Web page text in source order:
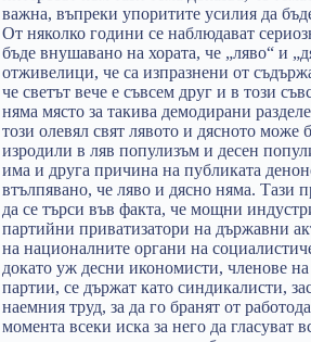
важна, въпреки упоритите усилия да
От няколко години се наблюдават
бъде внушавано на хората, че „ляво“ и
отживелици, че са изпразнени от
че светът вече е съвсем друг и в този
няма място за такива демодирани
този олевял свят лявото и дясното може
изродили в ляв популизъм и десен
има и друга причина на публиката
втълпявано, че ляво и дясно няма. Тази
да се търси във факта, че мощни
партийни приватизатори на държавни
на националните органи на
докато уж десни икономисти, членове
партии, се държат като синдикалисти,
наемния труд, за да го бранят от
момента всеки иска за него да гласуват